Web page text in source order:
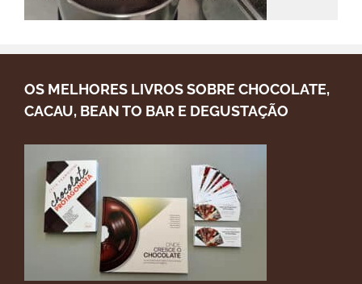
OS MELHORES LIVROS SOBRE CHOCOLATE,
CACAU, BEAN TO BAR E DEGUSTAÇÃO